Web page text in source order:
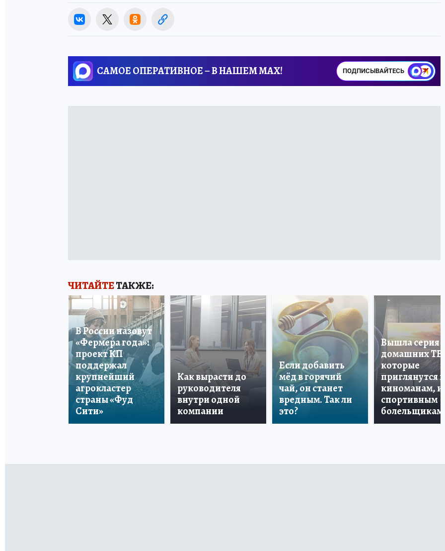
САМОЕ ОПЕРАТИВНОЕ – В НАШЕМ MAX! ПОДПИСЫВАЙТЕСЬ
ЧИТАЙТЕТАКЖЕ:
В России назовут
«Фермера года»:
проект КП
поддержал
крупнейший
агрокластер
страны «Фуд
Сити»
Как вырасти до
руководителя
внутри одной
компании
Если добавить
мёд в горячий
чай, он станет
вредным. Так ли
это?
Вышла серия
домашних ТВ,
которые
приглянутся и
киноманам, и
спортивным
болельщикам